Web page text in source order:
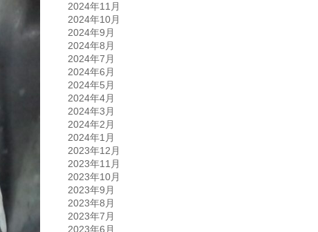
2024年11月
2024年10月
2024年9月
2024年8月
2024年7月
2024年6月
2024年5月
2024年4月
2024年3月
2024年2月
2024年1月
2023年12月
2023年11月
2023年10月
2023年9月
2023年8月
2023年7月
2023年6月